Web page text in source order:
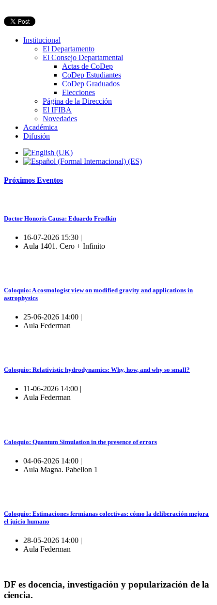
Institucional
El Departamento
El Consejo Departamental
Actas de CoDep
CoDep Estudiantes
CoDep Graduados
Elecciones
Página de la Dirección
El IFIBA
Novedades
Académica
Difusión
Próximos Eventos
Doctor Honoris Causa: Eduardo Fradkin
16-07-2026 15:30 |
Aula 1401. Cero + Infinito
Coloquio: A cosmologist view on modified gravity and applications in
astrophysics
25-06-2026 14:00 |
Aula Federman
Coloquio: Relativistic hydrodynamics: Why, how, and why so small?
11-06-2026 14:00 |
Aula Federman
Coloquio: Quantum Simulation in the presence of errors
04-06-2026 14:00 |
Aula Magna. Pabellon 1
Coloquio: Estimaciones fermianas colectivas: cómo la deliberación mejora
el juicio humano
28-05-2026 14:00 |
Aula Federman
DF es docencia, investigación y popularización de la
ciencia.